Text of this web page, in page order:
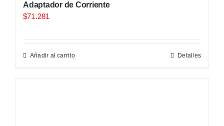
Adaptador de Corriente
$71.281
Añadir al carrito Detalles